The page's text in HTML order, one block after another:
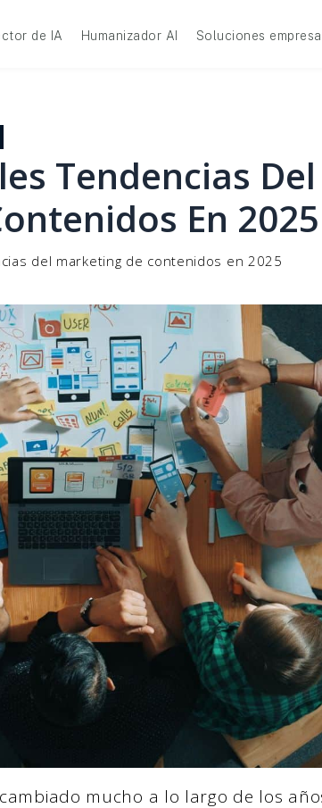
de IA Humanizador AI Soluciones
Tendencias Del
En 2025
del marketing de contenidos en 2025
mucho a lo largo de los